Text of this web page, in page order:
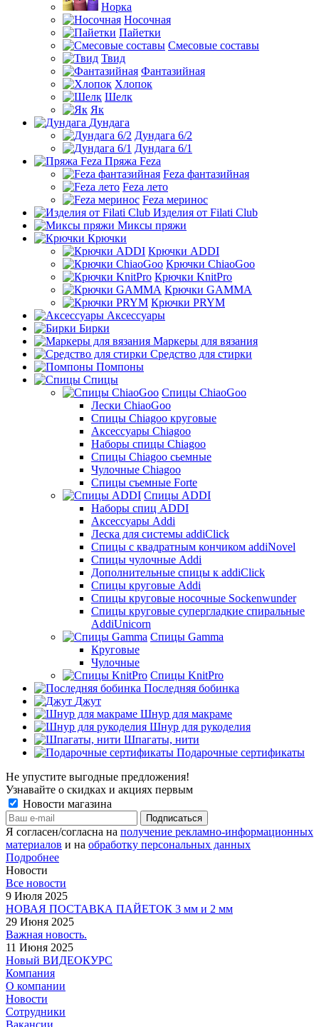
Норка
Носочная
Пайетки
Смесовые составы
Твид
Фантазийная
Хлопок
Шелк
Як
Дундага
Дундага 6/2
Дундага 6/1
Пряжа Feza
Feza фантазийная
Feza лето
Feza меринос
Изделия от Filati Club
Миксы пряжи
Крючки
Крючки ADDI
Крючки ChiaoGoo
Крючки KnitPro
Крючки GAMMA
Крючки PRYM
Аксессуары
Бирки
Маркеры для вязания
Средство для стирки
Помпоны
Спицы
Спицы ChiaoGoo
Лески ChiaoGoo
Cпицы Сhiagoo круговые
Аксессуары Chiagoo
Наборы спицы Chiagoo
Спицы Chiagoo сьемные
Чулочные Chiagoo
Спицы съемные Forte
Спицы ADDI
Наборы спиц ADDI
Аксессуары Addi
Леска для системы addiClick
Спицы с квадратным кончиком addiNovel
Спицы чулочные Addi
Дополнительные спицы к addiClick
Спицы круговые Addi
Спицы круговые носочные Sockenwunder
Спицы круговые супергладкие спиральные
AddiUnicorn
Спицы Gamma
Круговые
Чулочные
Спицы KnitPro
Последняя бобинка
Джут
Шнур для макраме
Шнур для рукоделия
Шпагаты, нити
Подарочные сертификаты
Не упустите выгодные предложения!
Узнавайте о скидках и акциях первым
Новости магазина
Я согласен/согласна на получение рекламно-информационных
материалов и на обработку персональных данных
Подробнее
Новости
Все новости
9 Июля 2025
НОВАЯ ПОСТАВКА ПАЙЕТОК 3 мм и 2 мм
29 Июня 2025
Важная новость.
11 Июня 2025
Новый ВИДЕОКУРС
Компания
О компании
Новости
Сотрудники